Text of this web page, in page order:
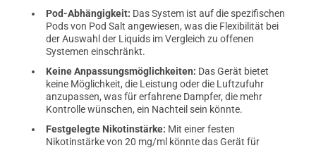
Pod-Abhängigkeit: Das System ist auf die spezifischen
Pods von Pod Salt angewiesen, was die Flexibilität bei
der Auswahl der Liquids im Vergleich zu offenen
Systemen einschränkt.
Keine Anpassungsmöglichkeiten: Das Gerät bietet
keine Möglichkeit, die Leistung oder die Luftzufuhr
anzupassen, was für erfahrene Dampfer, die mehr
Kontrolle wünschen, ein Nachteil sein könnte.
Festgelegte Nikotinstärke: Mit einer festen
Nikotinstärke von 20 mg/ml könnte das Gerät für